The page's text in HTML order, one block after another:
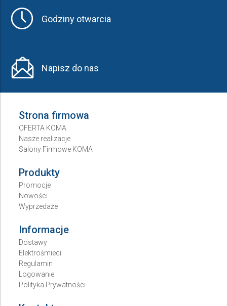
Godziny otwarcia
Napisz do nas
Strona firmowa
OFERTA KOMA
Nasze realizacje
Salony Firmowe KOMA
Produkty
Promocje
Nowości
Wyprzedaże
Informacje
Dostawy
Elektrośmieci
Regulamin
Logowanie
Polityka Prywatności